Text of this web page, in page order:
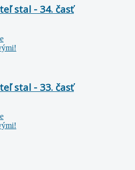
stal - 34. časť
stal - 33. časť